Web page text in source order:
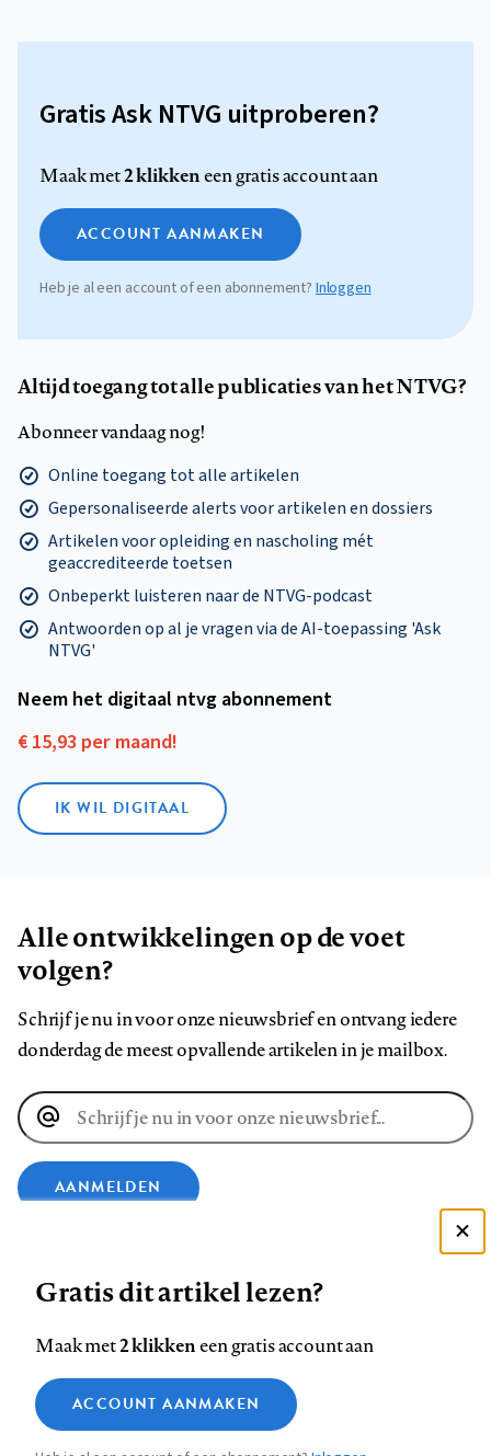
Gratis Ask NTVG uitproberen?
Maak met2 klikkeneen gratis account aan
ACCOUNT AANMAKEN
Heb je al een account of een abonnement?Inloggen
Altijd toegang tot alle publicaties van het NTVG?
Abonneer vandaag nog!
Online toegang tot alle artikelen
Gepersonaliseerde alerts voor artikelen en dossiers
Artikelen voor opleiding en nascholing mét
geaccrediteerde toetsen
Onbeperkt luisteren naar de NTVG-podcast
Antwoorden op al je vragen via de AI-toepassing 'Ask
NTVG'
Neem het digitaal ntvg abonnement
€ 15,93 per maand!
IK WIL DIGITAAL
Alle ontwikkelingen op de voet
volgen?
Schrijf je nu in voor onze nieuwsbrief en ontvang iedere
donderdag de meest opvallende artikelen in je mailbox.
E-
mailadres
AANMELDEN
op
Facebook
op
LinkedIn
op
Bluesky
ons
op
InstagramYouTube
Footer
Contact Colofon Disclaimer Privacy
Medische vragen verdienen
betrouwbare antwoorden
Zie onze cookie policy
Analytische cookies
Gratis dit artikel lezen?
Maak met2 klikkeneen gratis account aan
ACCOUNT AANMAKEN